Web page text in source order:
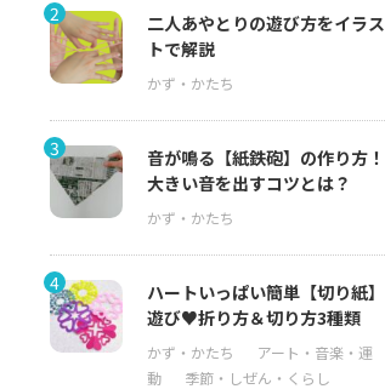
2
二人あやとりの遊び方をイラス
トで解説
3
音が鳴る【紙鉄砲】の作り方！
大きい音を出すコツとは？
4
ハートいっぱい簡単【切り紙】
遊び♥折り方＆切り方3種類